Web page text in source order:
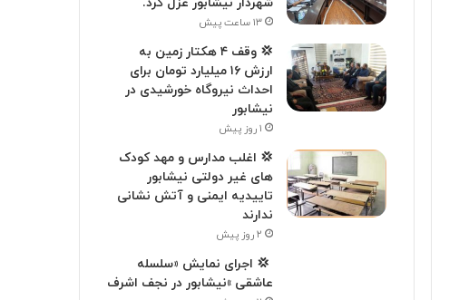
۱۳ ساعت پیش
💢 وقف ۴ هکتار زمین به
ارزش ۱۶ میلیارد تومان برای
احداث نیروگاه خورشیدی در
نیشابور
۱ روز پیش
💢 اغلب مدارس و مهد کودک
های غیر دولتی نیشابور
تاییدیه ایمنی و آتش نشانی
ندارند
۲ روز پیش
‍ 💢 اجرای نمایش «سلسله
عاشقی »نیشابور در نجف اشرف